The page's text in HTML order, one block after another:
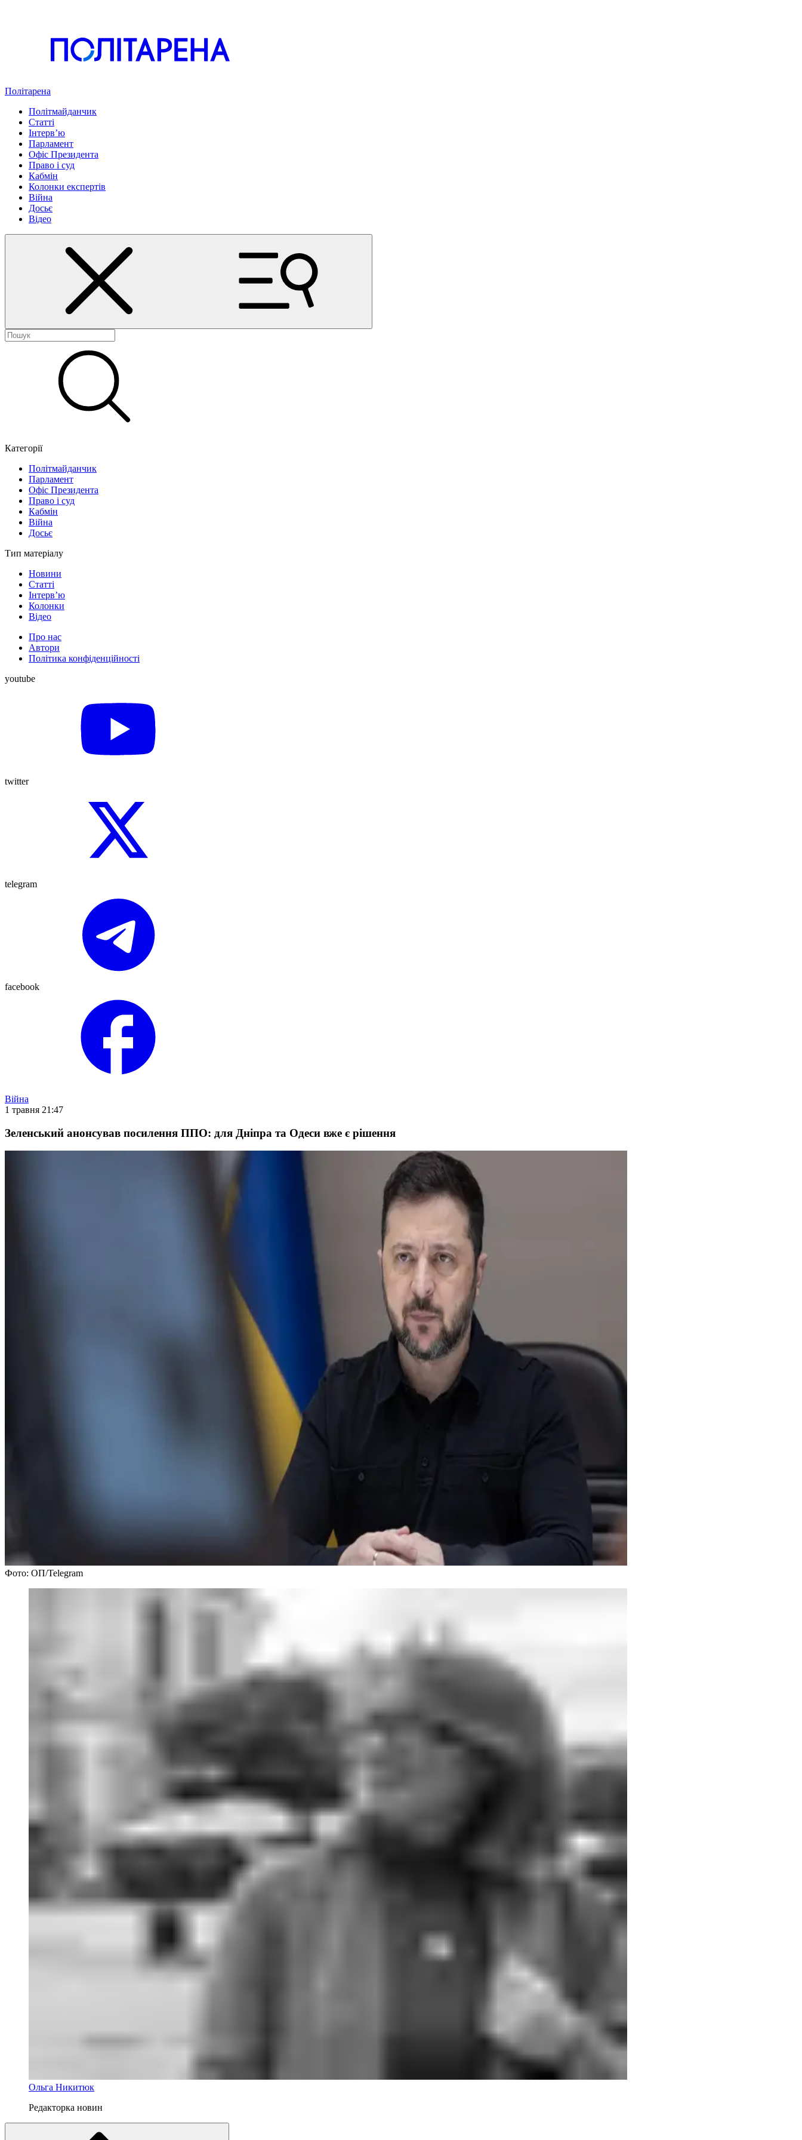
Політарена
Політмайданчик
Статті
Інтервʼю
Парламент
Офіс Президента
Право і суд
Кабмін
Колонки експертів
Війна
Досьє
Відео
Категорії
Політмайданчик
Парламент
Офіс Президента
Право і суд
Кабмін
Війна
Досьє
Тип матеріалу
Новини
Статті
Інтерв’ю
Колонки
Відео
Про нас
Автори
Політика конфіденційності
youtube
twitter
telegram
facebook
Війна
1 травня 21:47
Зеленський анонсував посилення ППО: для Дніпра та Одеси вже є рішення
Фото: ОП/Telegram
Ольга Никитюк
Редакторка новин